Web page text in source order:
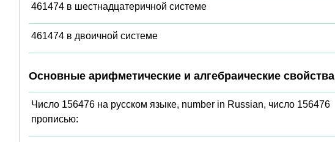
461474 в шестнадцатеричной системе
461474 в двоичной системе
Основные арифметические и алгебраические свойства
Число 156476 на русском языке, number in Russian, число 156476
прописью: